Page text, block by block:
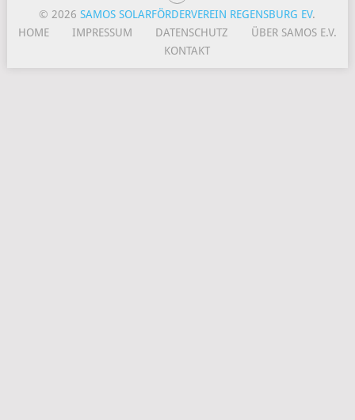
© 2026SAMOS SOLARFÖRDERVEREIN REGENSBURG EV.
HOME
IMPRESSUM DATENSCHUTZ
ÜBER SAMOS E.V.
KONTAKT